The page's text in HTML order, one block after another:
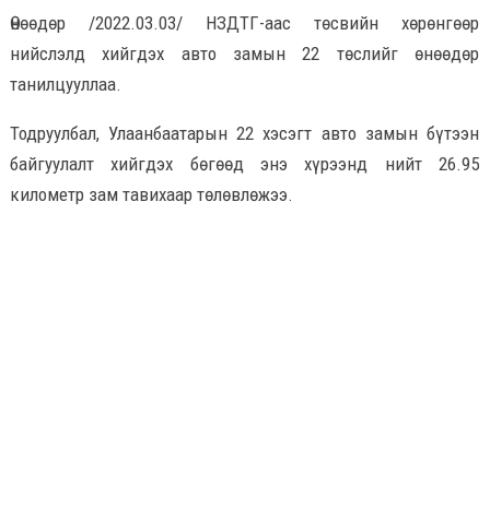
Өнөөдөр /2022.03.03/ НЗДТГ-аас төсвийн хөрөнгөөр
нийслэлд хийгдэх авто замын 22 төслийг өнөөдөр
танилцууллаа.
Тодруулбал, Улаанбаатарын 22 хэсэгт авто замын бүтээн
байгуулалт хийгдэх бөгөөд энэ хүрээнд нийт 26.95
километр зам тавихаар төлөвлөжээ.